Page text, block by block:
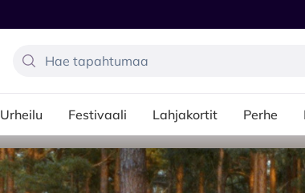
Urheilu Festivaali Lahjakortit Perhe